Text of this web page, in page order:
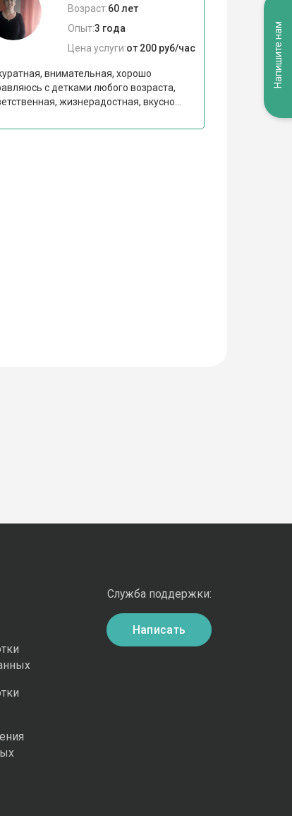
Возраст:60 лет
Опыт:3 года
Цена услуги:от 200 руб/час
внимательная, хорошо
с детками любого возраста,
жизнерадостная, вкусно...
Служба поддержки:
Написать
Напишите нам